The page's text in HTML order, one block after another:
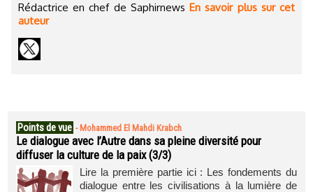
Rédactrice en chef de Saphirnews En savoir plus sur cet
auteur
Points de vue - Mohammed El Mahdi Krabch
Le dialogue avec l’Autre dans sa pleine diversité pour
diffuser la culture de la paix (3/3)
Lire la première partie ici : Les fondements du
dialogue entre les civilisations à la lumière de